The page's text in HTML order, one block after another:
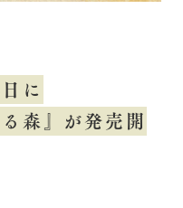
に
森』が発売開